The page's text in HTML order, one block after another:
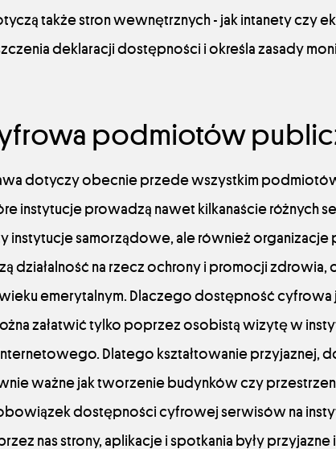
także stron wewnętrznych - jak intanety czy
deklaracji dostępności i określa zasady
podmiotów
dotyczy obecnie przede wszystkim
instytucje prowadzą nawet kilkanaście różnych
instytucje samorządowe, ale również organizacje
działalność na rzecz ochrony i promocji zdrowia,
emerytalnym. Dlaczego dostępność cyfrowa
załatwić tylko poprzez osobistą wizytę w
Dlatego kształtowanie przyjaznej,
ważne jak tworzenie budynków czy
obowiązek dostępności cyfrowej serwisów na
nas strony, aplikacje i spotkania były przyjazne